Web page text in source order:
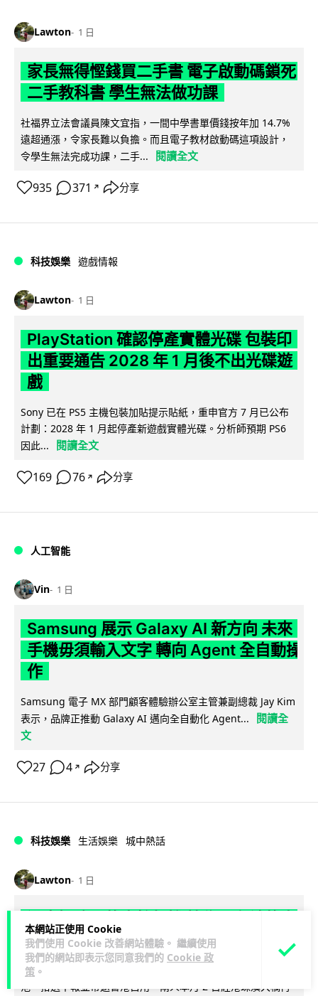
本網站正使用 Cookie
我們使用 Cookie 改善網站體驗。 繼續使用
我們的網站即表示您同意我們的 Cookie 政
策 。
Lawton 1 日
家長無得慳錢買二手書 電子啟動碼鎖死
二手教科書 學生無法做功課
社福界立法會議員陳文宜指，一間中學書單價錢按年加 14.7%
遠超通漲，令家長難以負擔。而且電子教材啟動碼這項設計，
令學生無法完成功課，二手...
閱讀全文
935 371 ↗ 分享
科技娛樂 遊戲情報
Lawton 1 日
PlayStation 確認停產實體光碟 包裝印
出重要通告 2028 年 1 月後不出光碟遊
戲
Sony 已在 PS5 主機包裝加貼提示貼紙，重申官方 7 月已公布
計劃：2028 年 1 月起停產新遊戲實體光碟。分析師預期 PS6
因此...
閱讀全文
169 76 ↗ 分享
人工智能
Vin 1 日
Samsung 展示 Galaxy AI 新方向 未來
手機毋須輸入文字 轉向 Agent 全自動操
作
Samsung 電子 MX 部門顧客體驗辦公室主管兼副總裁 Jay Kim
表示，品牌正推動 Galaxy AI 邁向全自動化 Agent...
閱讀全
文
27 4 ↗ 分享
科技娛樂 生活娛樂 城中熱話
Lawton 1 日
Cam 睇到 2 個月後再入境被捕
一對香港夫婦今年 5 月遊澳門乘的士拾獲他人遺留相機及電
池，拾遺不報並帶返香港自用。兩人本月 2 日經港珠澳大橋再